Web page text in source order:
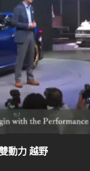
動力 越野